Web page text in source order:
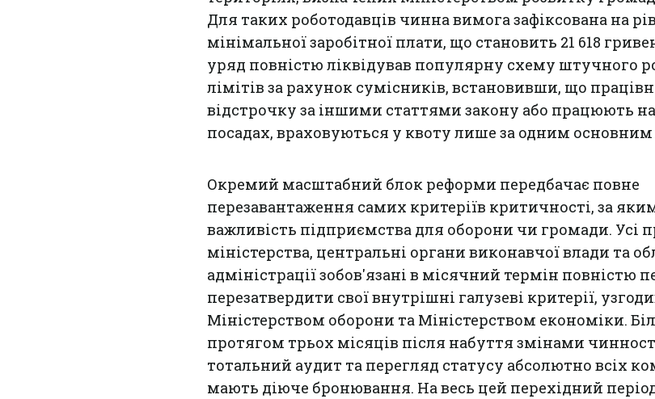
Для таких роботодавців чинна вимога зафіксована на
мінімальної заробітної плати, що становить 21 618
уряд повністю ліквідував популярну схему штучного
лімітів за рахунок сумісників, встановивши, що
відстрочку за іншими статтями закону або працюють
посадах, враховуються у квоту лише за одним
Окремий масштабний блок реформи передбачає повне
перезавантаження самих критеріїв критичності, за
важливість підприємства для оборони чи громади. Усі
міністерства, центральні органи виконавчої влади та
адміністрації зобов'язані в місячний термін повністю
перезатвердити свої внутрішні галузеві критерії,
Міністерством оборони та Міністерством економіки.
протягом трьох місяців після набуття змінами
тотальний аудит та перегляд статусу абсолютно всіх
мають діюче бронювання. На весь цей перехідний